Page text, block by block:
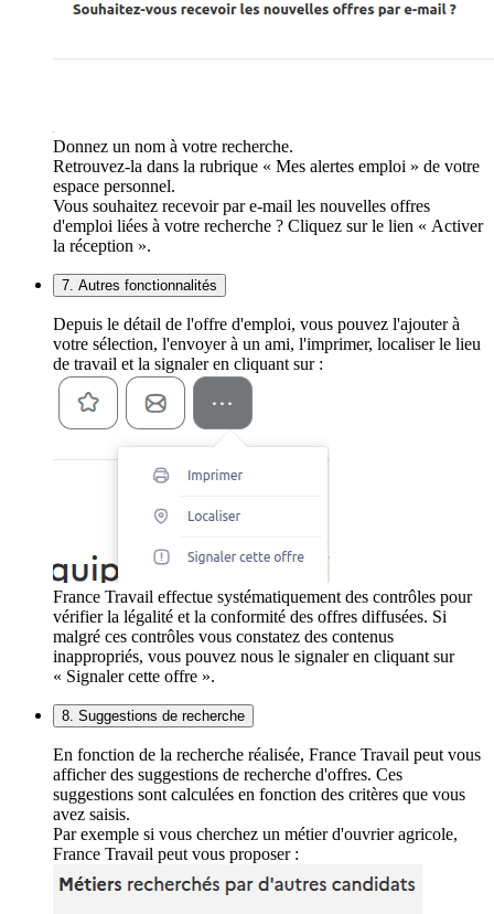
Donnez un nom à votre recherche.
Retrouvez-la dans la rubrique « Mes alertes emploi » de votre
espace personnel.
Vous souhaitez recevoir par e-mail les nouvelles offres
d'emploi liées à votre recherche ? Cliquez sur le lien « Activer
la réception ».
7. Autres fonctionnalités
Depuis le détail de l'offre d'emploi, vous pouvez l'ajouter à
votre sélection, l'envoyer à un ami, l'imprimer, localiser le lieu
de travail et la signaler en cliquant sur :
France Travail effectue systématiquement des contrôles pour
vérifier la légalité et la conformité des offres diffusées. Si
malgré ces contrôles vous constatez des contenus
inappropriés, vous pouvez nous le signaler en cliquant sur
« Signaler cette offre ».
8. Suggestions de recherche
En fonction de la recherche réalisée, France Travail peut vous
afficher des suggestions de recherche d'offres. Ces
suggestions sont calculées en fonction des critères que vous
avez saisis.
Par exemple si vous cherchez un métier d'ouvrier agricole,
France Travail peut vous proposer :